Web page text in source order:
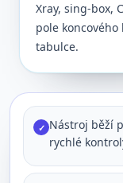
Xray, sing-box,
pole
tabulce.
✓ Nástroj běží
rychlé